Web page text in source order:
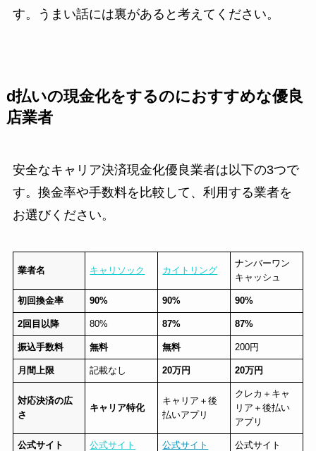
す。うまい話には裏があると考えてください。
d払いの現金化をするのにおすすめな優良
店業者
安全なキャリア決済現金化優良業者は以下の3つで
す。換金率や手数料を比較して、利用する業者を
お選びください。
業者名 キャリソック カイトリング
ナンバーワン
キャッシュ
初回換金率 90% 90% 90%
2回目以降 80% 87% 87%
振込手数料 無料 無料 200円
月間上限 記載なし 20万円 20万円
対応決済の広
さ
キャリア特化
キャリア＋後
払いアプリ
クレカ＋キャ
リア＋後払い
アプリ
公式サイト 公式サイト 公式サイト 公式サイト